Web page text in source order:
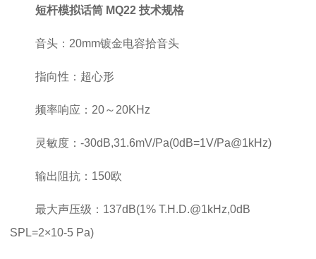
短杆模拟话筒 MQ22技术规格
音头：20mm镀金电容拾音头
指向性：超心形
频率响应：20～20KHz
灵敏度：-30dB,31.6mV/Pa(0dB=1V/Pa@1kHz)
输出阻抗：150欧
最大声压级：137dB(1% T.H.D.@1kHz,0dB
SPL=2×10-5 Pa)